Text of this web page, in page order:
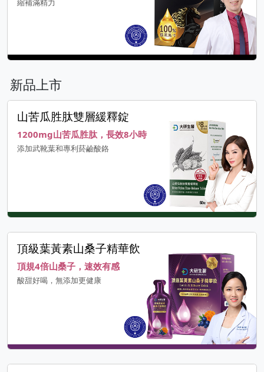
縮補滿精力
新品上市
山苦瓜胜肽雙層緩釋錠
1200mg山苦瓜胜肽，長效8小時
添加武靴葉和專利菸鹼酸鉻
頂級葉黃素山桑子精華飲
頂規4倍山桑子，速效有感
酸甜好喝，無添加更健康